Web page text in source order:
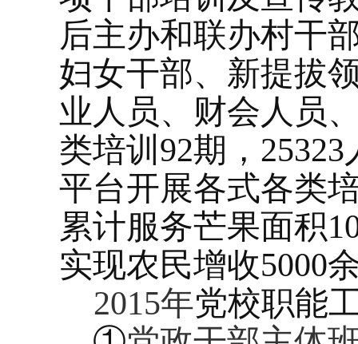
后主办和联办村干
妇女干部、新提拔
业人员、财会人员
类培训 92期， 25323
平台开展各式各类
累计服务芒果面积
实现农民增收5000
2015年党校职能